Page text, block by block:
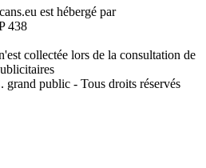
est hébergé par
438
collectée lors de la consultation de
public - Tous droits réservés